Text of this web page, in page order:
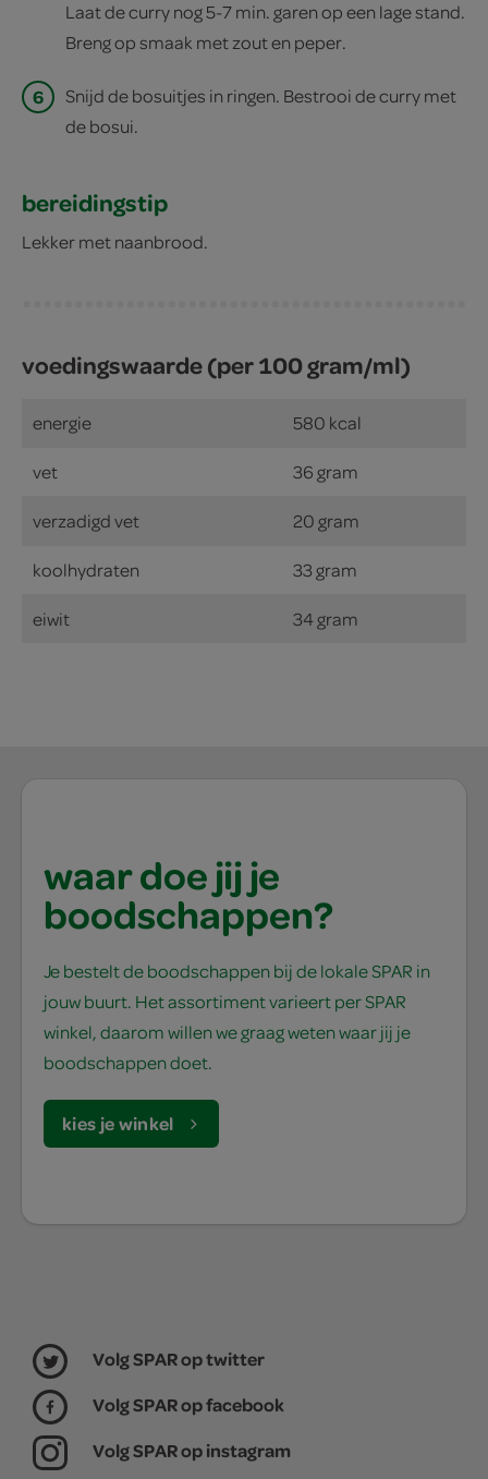
Laat de curry nog 5-7 min. garen op een lage stand.
Breng op smaak met zout en peper.
6
Snijd de bosuitjes in ringen. Bestrooi de curry met
de bosui.
bereidingstip
Lekker met naanbrood.
voedingswaarde (per 100 gram/ml)
energie 580 kcal
vet 36 gram
verzadigd vet 20 gram
koolhydraten 33 gram
eiwit 34 gram
waar doe jij je
boodschappen?
Je bestelt de boodschappen bij de lokale SPAR in
jouw buurt. Het assortiment varieert per SPAR
winkel, daarom willen we graag weten waar jij je
boodschappen doet.
kies je winkel
Volg SPAR op twitter
Volg SPAR op facebook
Volg SPAR op instagram